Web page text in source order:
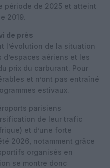
période de 2025 et atteint
2019.
de près
l’évolution de la situation
aériens et les
prix du carburant. Pour
et n’ont pas entraîné
estivaux.
parisiens
de leur trafic
et d’une forte
2026, notamment grâce
organisés en
se montre donc